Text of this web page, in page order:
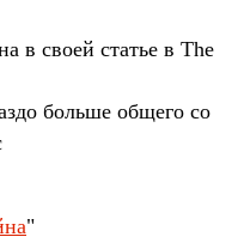
в своей статье в The
больше общего со
"